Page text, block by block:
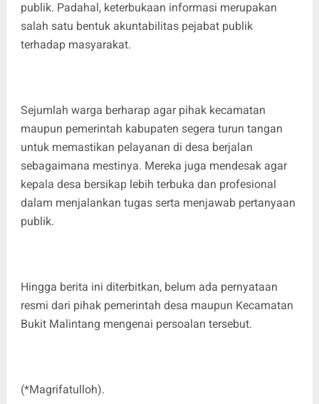
publik. Padahal, keterbukaan informasi merupakan
salah satu bentuk akuntabilitas pejabat publik
terhadap masyarakat.
Sejumlah warga berharap agar pihak kecamatan
maupun pemerintah kabupaten segera turun tangan
untuk memastikan pelayanan di desa berjalan
sebagaimana mestinya. Mereka juga mendesak agar
kepala desa bersikap lebih terbuka dan profesional
dalam menjalankan tugas serta menjawab pertanyaan
publik.
Hingga berita ini diterbitkan, belum ada pernyataan
resmi dari pihak pemerintah desa maupun Kecamatan
Bukit Malintang mengenai persoalan tersebut.
(*Magrifatulloh).